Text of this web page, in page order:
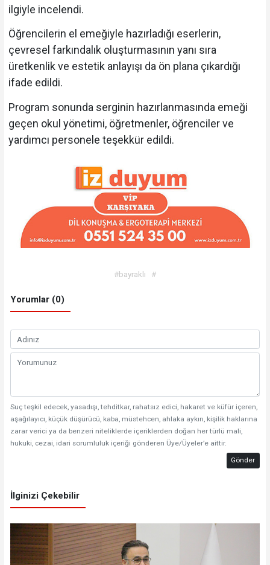
ilgiyle incelendi.
Öğrencilerin el emeğiyle hazırladığı eserlerin,
çevresel farkındalık oluşturmasının yanı sıra
üretkenlik ve estetik anlayışı da ön plana çıkardığı
ifade edildi.
Program sonunda serginin hazırlanmasında emeği
geçen okul yönetimi, öğretmenler, öğrenciler ve
yardımcı personele teşekkür edildi.
#bayraklı #
Yorumlar (0)
Suç teşkil edecek, yasadışı, tehditkar, rahatsız edici, hakaret ve küfür içeren,
aşağılayıcı, küçük düşürücü, kaba, müstehcen, ahlaka aykırı, kişilik haklarına
zarar verici ya da benzeri niteliklerde içeriklerden doğan her türlü mali,
hukuki, cezai, idari sorumluluk içeriği gönderen Üye/Üyeler’e aittir.
Gönder
İlginizi Çekebilir